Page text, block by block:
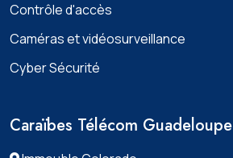
Contrôle d'accès
Caméras et vidéosurveillance
Cyber Sécurité
Caraïbes Télécom Guadeloupe